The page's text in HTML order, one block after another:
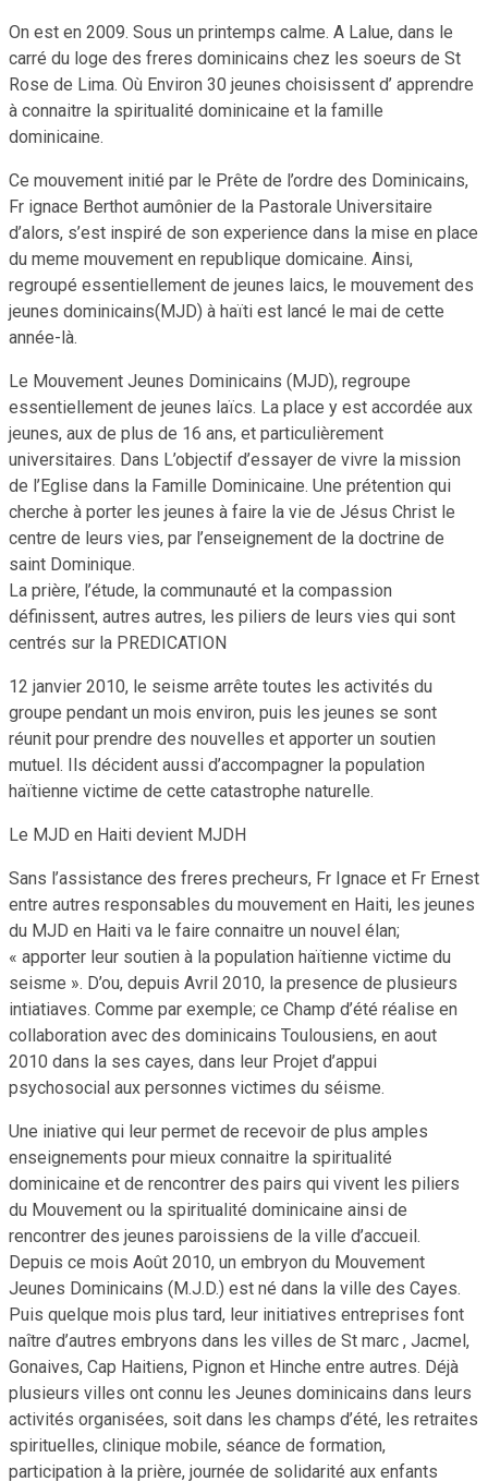
On est en 2009. Sous un printemps calme. A Lalue, dans le
carré du loge des freres dominicains chez les soeurs de St
Rose de Lima. Où Environ 30 jeunes choisissent d’ apprendre
à connaitre la spiritualité dominicaine et la famille
dominicaine.
Ce mouvement initié par le Prête de l’ordre des Dominicains,
Fr ignace Berthot aumônier de la Pastorale Universitaire
d’alors, s’est inspiré de son experience dans la mise en place
du meme mouvement en republique domicaine. Ainsi,
regroupé essentiellement de jeunes laics, le mouvement des
jeunes dominicains(MJD) à haïti est lancé le mai de cette
année-là.
Le Mouvement Jeunes Dominicains (MJD), regroupe
essentiellement de jeunes laïcs. La place y est accordée aux
jeunes, aux de plus de 16 ans, et particulièrement
universitaires. Dans L’objectif d’essayer de vivre la mission
de l’Eglise dans la Famille Dominicaine. Une prétention qui
cherche à porter les jeunes à faire la vie de Jésus Christ le
centre de leurs vies, par l’enseignement de la doctrine de
saint Dominique.
La prière, l’étude, la communauté et la compassion
définissent, autres autres, les piliers de leurs vies qui sont
centrés sur la PREDICATION
12 janvier 2010, le seisme arrête toutes les activités du
groupe pendant un mois environ, puis les jeunes se sont
réunit pour prendre des nouvelles et apporter un soutien
mutuel. Ils décident aussi d’accompagner la population
haïtienne victime de cette catastrophe naturelle.
Le MJD en Haiti devient MJDH
Sans l’assistance des freres precheurs, Fr Ignace et Fr Ernest
entre autres responsables du mouvement en Haiti, les jeunes
du MJD en Haiti va le faire connaitre un nouvel élan;
« apporter leur soutien à la population haïtienne victime du
seisme ». D’ou, depuis Avril 2010, la presence de plusieurs
intiatiaves. Comme par exemple; ce Champ d’été réalise en
collaboration avec des dominicains Toulousiens, en aout
2010 dans la ses cayes, dans leur Projet d’appui
psychosocial aux personnes victimes du séisme.
Une iniative qui leur permet de recevoir de plus amples
enseignements pour mieux connaitre la spiritualité
dominicaine et de rencontrer des pairs qui vivent les piliers
du Mouvement ou la spiritualité dominicaine ainsi de
rencontrer des jeunes paroissiens de la ville d’accueil.
Depuis ce mois Août 2010, un embryon du Mouvement
Jeunes Dominicains (M.J.D.) est né dans la ville des Cayes.
Puis quelque mois plus tard, leur initiatives entreprises font
naître d’autres embryons dans les villes de St marc , Jacmel,
Gonaives, Cap Haitiens, Pignon et Hinche entre autres. Déjà
plusieurs villes ont connu les Jeunes dominicains dans leurs
activités organisées, soit dans les champs d’été, les retraites
spirituelles, clinique mobile, séance de formation,
participation à la prière, journée de solidarité aux enfants